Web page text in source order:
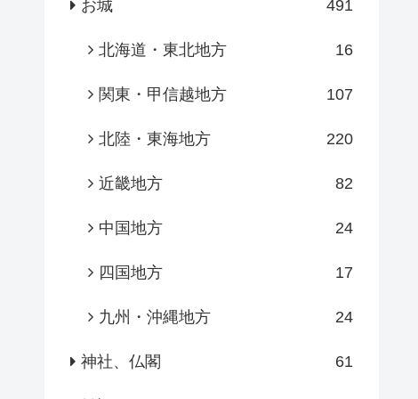
お城 491
北海道・東北地方 16
関東・甲信越地方 107
北陸・東海地方 220
近畿地方 82
中国地方 24
四国地方 17
九州・沖縄地方 24
神社、仏閣 61